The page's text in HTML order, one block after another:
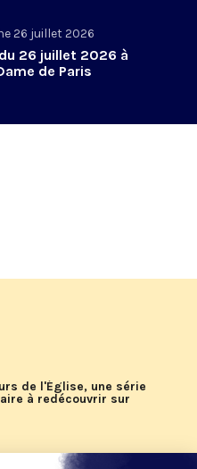
26 juillet 2026
26 juillet 2026 à
de Paris
de l'Église, une série
à redécouvrir sur